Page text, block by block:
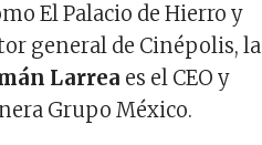
El Palacio de Hierro y
general de Cinépolis, la
Larrea es el CEO y
Grupo México.